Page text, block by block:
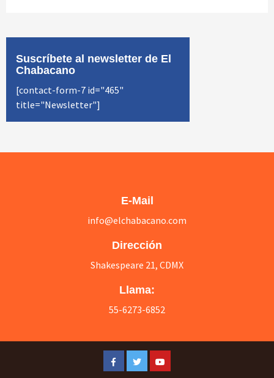
Suscríbete al newsletter de El
Chabacano
[contact-form-7 id="465"
title="Newsletter"]
E-Mail
info@elchabacano.com
Dirección
Shakespeare 21, CDMX
Llama:
55-6273-6852
FacebookTwitterYoutube